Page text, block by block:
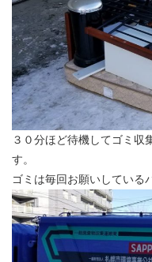
３０分ほど待機してゴミ収
す。
ゴミは毎回お願いしている